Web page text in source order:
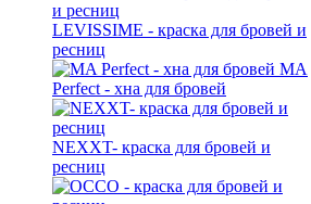
LEVISSIME - краска для бровей и
ресниц
MA
Perfect - хна для бровей
NEXXT- краска для бровей и
ресниц